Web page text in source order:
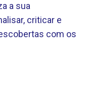
a sua
criticar e
com os